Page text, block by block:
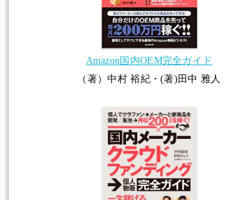
Amazon国内OEM完全ガイド
（著）中村 裕紀・(著)田中 雅人